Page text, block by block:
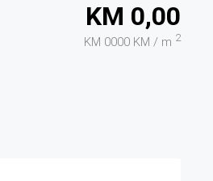
KM 0,00
KM 0000 KM / m 2